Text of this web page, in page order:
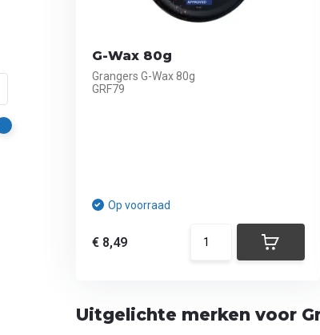
G-Wax 80g
Grangers G-Wax 80g
GRF79
Op voorraad
€ 8,49
Uitgelichte merken voor